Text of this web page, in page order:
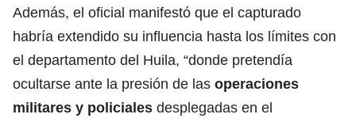
Además, el oficial manifestó que el capturado
habría extendido su influencia hasta los límites con
el departamento del Huila, “donde pretendía
ocultarse ante la presión de las operaciones
militares y policiales desplegadas en el